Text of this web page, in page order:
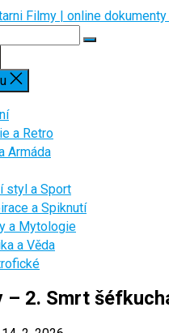
a Retro
Armáda
styl a Sport
a Spiknutí
a Mytologie
a Věda
– 2. Smrt